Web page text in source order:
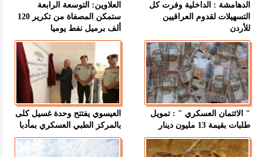
الدهامشة : الداخلية وفرت كل
التسهيلات لقدوم العراقيين
للأردن
العلاوين: التوسعة الرابعة
ستمكن المصفاة من تكرير 120
ألف برميل نفط يوميا
" الائتمان العسكري " : تمويل
طلبات بقيمة 13 مليون دينار
العيسوي يفتتح وحدة غسيل كلى
بالمركز الطبي العسكري بمأدبا